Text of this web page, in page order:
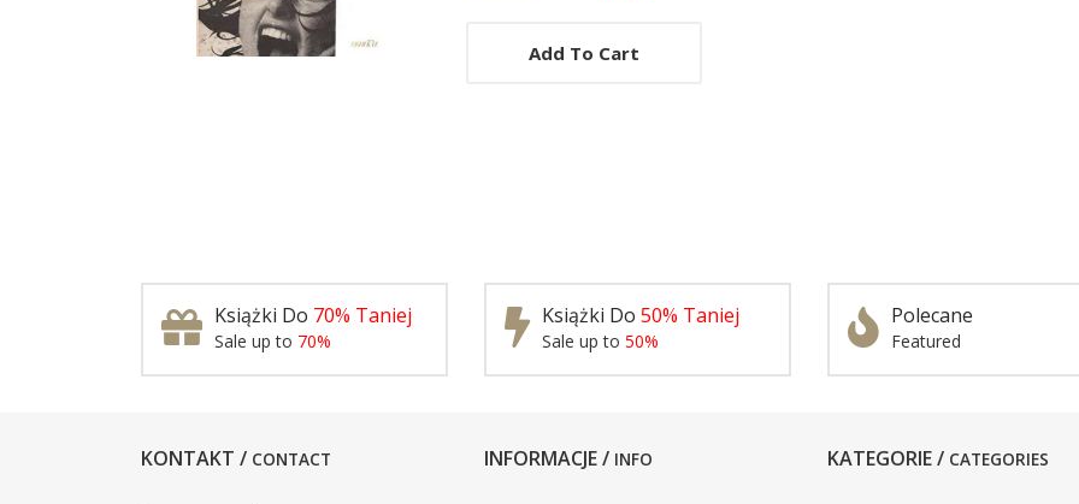
Add To Cart
Książki Do 70% Taniej
Sale up to 70%
Książki Do 50% Taniej
Sale up to 50%
Polecane
Featured
KONTAKT / CONTACT INFORMACJE / INFO KATEGORIE / CATEGORIES